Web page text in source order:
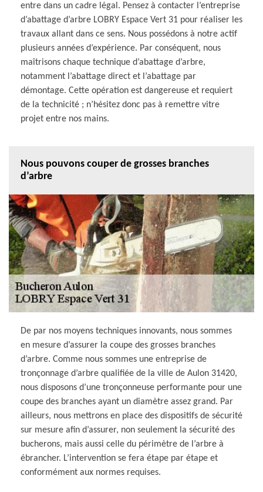
entre dans un cadre légal. Pensez à contacter l’entreprise
d’abattage d’arbre LOBRY Espace Vert 31 pour réaliser les
travaux allant dans ce sens. Nous possédons à notre actif
plusieurs années d’expérience. Par conséquent, nous
maîtrisons chaque technique d’abattage d’arbre,
notamment l’abattage direct et l’abattage par
démontage. Cette opération est dangereuse et requiert
de la technicité ; n’hésitez donc pas à remettre vitre
projet entre nos mains.
Nous pouvons couper de grosses branches
d’arbre
De par nos moyens techniques innovants, nous sommes
en mesure d’assurer la coupe des grosses branches
d’arbre. Comme nous sommes une entreprise de
tronçonnage d’arbre qualifiée de la ville de Aulon 31420,
nous disposons d’une tronçonneuse performante pour une
coupe des branches ayant un diamètre assez grand. Par
ailleurs, nous mettrons en place des dispositifs de sécurité
sur mesure afin d’assurer, non seulement la sécurité des
bucherons, mais aussi celle du périmètre de l’arbre à
ébrancher. L’intervention se fera étape par étape et
conformément aux normes requises.